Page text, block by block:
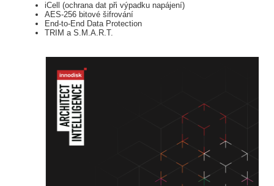
iCell (ochrana dat při výpadku napájení)
AES-256 bitové šifrování
End-to-End Data Protection
TRIM a S.M.A.R.T.